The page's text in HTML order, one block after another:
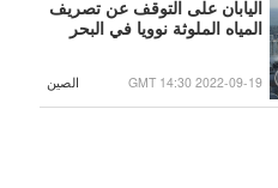
اليابان على التوقف عن تصريف
المياه الملوثة نوويا في البحر
الصين GMT 14:30 2022-09-19